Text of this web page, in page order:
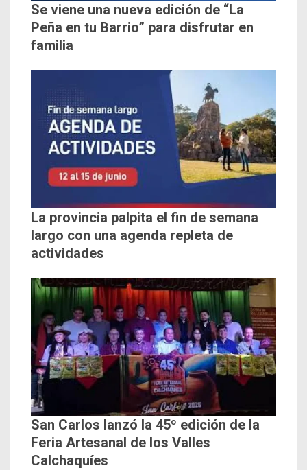
Se viene una nueva edición de “La
Peña en tu Barrio” para disfrutar en
familia
La provincia palpita el fin de semana
largo con una agenda repleta de
actividades
San Carlos lanzó la 45º edición de la
Feria Artesanal de los Valles
Calchaquíes